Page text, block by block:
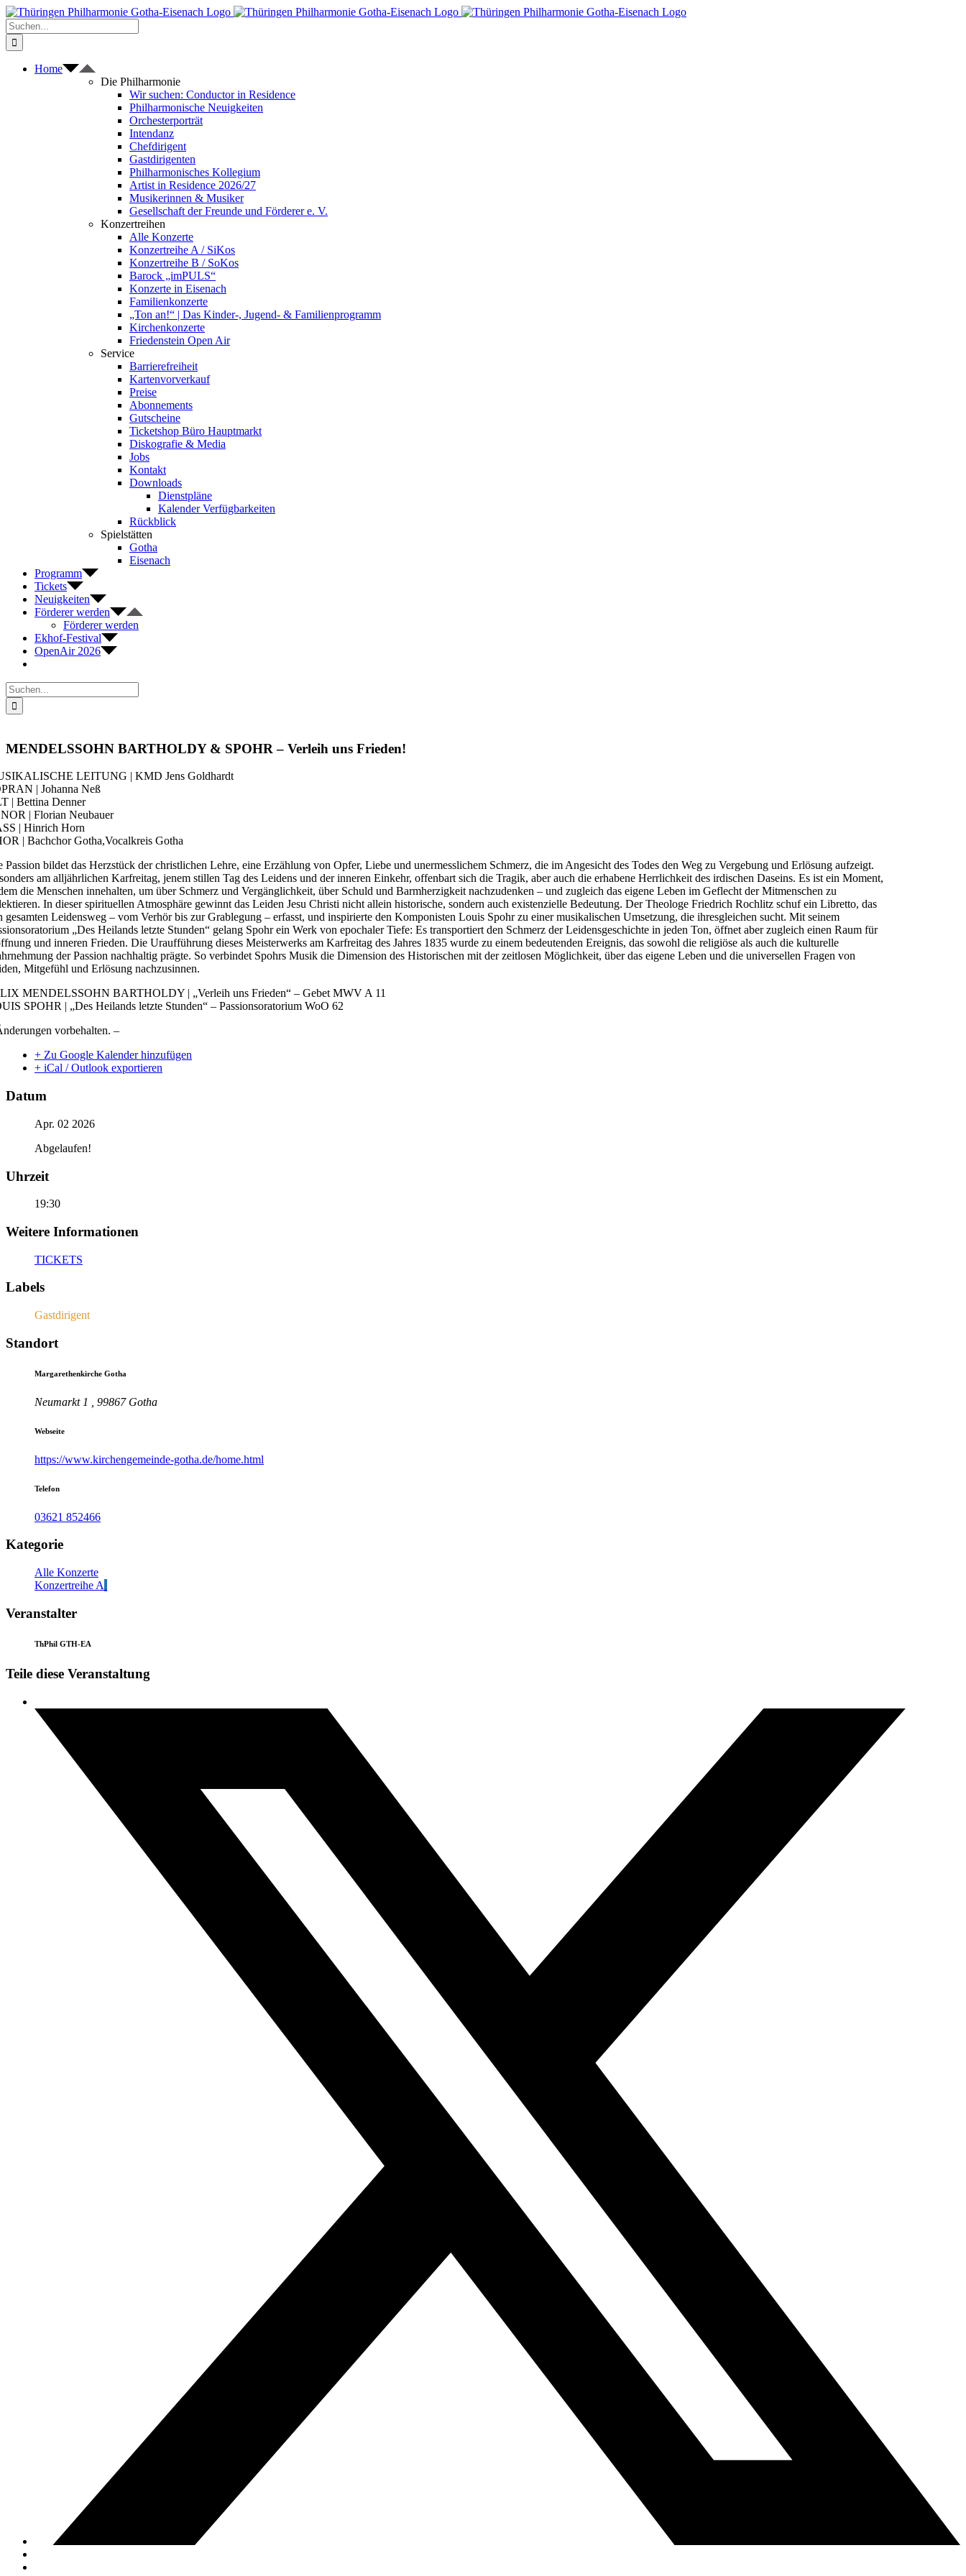
Zum
Inhalt
springen
Suche
nach:
Home
Die Philharmonie
Wir suchen: Conductor in Residence
Philharmonische Neuigkeiten
Orchesterporträt
Intendanz
Chefdirigent
Gastdirigenten
Philharmonisches Kollegium
Artist in Residence 2026/27
Musikerinnen & Musiker
Gesellschaft der Freunde und Förderer e. V.
Konzertreihen
Alle Konzerte
Konzertreihe A / SiKos
Konzertreihe B / SoKos
Barock „imPULS“
Konzerte in Eisenach
Familienkonzerte
„Ton an!“ | Das Kinder-, Jugend- & Familienprogramm
Kirchenkonzerte
Friedenstein Open Air
Service
Barrierefreiheit
Kartenvorverkauf
Preise
Abonnements
Gutscheine
Ticketshop Büro Hauptmarkt
Diskografie & Media
Jobs
Kontakt
Downloads
Dienstpläne
Kalender Verfügbarkeiten
Rückblick
Spielstätten
Gotha
Eisenach
Programm
Tickets
Neuigkeiten
Förderer werden
Förderer werden
Ekhof-Festival
OpenAir 2026
Suche
nach:
MENDELSSOHN BARTHOLDY & SPOHR – Verleih uns Frieden!
LEITUNG | KMD Jens Goldhardt
| Johanna Neß
| Bettina Denner
| Florian Neubauer
| Hinrich Horn
| Bachchor Gotha,Vocalkreis Gotha
Passion bildet das Herzstück der christlichen Lehre, eine Erzählung von Opfer, Liebe und unermesslichem Schmerz, die im Angesicht des Todes den Weg zu Vergebung und Erlösung aufzeigt.
am alljährlichen Karfreitag, jenem stillen Tag des Leidens und der inneren Einkehr, offenbart sich die Tragik, aber auch die erhabene Herrlichkeit des irdischen Daseins. Es ist ein Moment,
die Menschen innehalten, um über Schmerz und Vergänglichkeit, über Schuld und Barmherzigkeit nachzudenken – und zugleich das eigene Leben im Geflecht der Mitmenschen zu
In dieser spirituellen Atmosphäre gewinnt das Leiden Jesu Christi nicht allein historische, sondern auch existenzielle Bedeutung. Der Theologe Friedrich Rochlitz schuf ein Libretto, das
gesamten Leidensweg – vom Verhör bis zur Grablegung – erfasst, und inspirierte den Komponisten Louis Spohr zu einer musikalischen Umsetzung, die ihresgleichen sucht. Mit seinem
„Des Heilands letzte Stunden“ gelang Spohr ein Werk von epochaler Tiefe: Es transportiert den Schmerz der Leidensgeschichte in jeden Ton, öffnet aber zugleich einen Raum für
und inneren Frieden. Die Uraufführung dieses Meisterwerks am Karfreitag des Jahres 1835 wurde zu einem bedeutenden Ereignis, das sowohl die religiöse als auch die kulturelle
der Passion nachhaltig prägte. So verbindet Spohrs Musik die Dimension des Historischen mit der zeitlosen Möglichkeit, über das eigene Leben und die universellen Fragen von
Mitgefühl und Erlösung nachzusinnen.
MENDELSSOHN BARTHOLDY | „Verleih uns Frieden“ – Gebet MWV A 11
SPOHR | „Des Heilands letzte Stunden“ – Passionsoratorium WoO 62
vorbehalten. –
+ Zu Google Kalender hinzufügen
+ iCal / Outlook exportieren
Datum
Apr. 02 2026
Abgelaufen!
Uhrzeit
19:30
Weitere Informationen
TICKETS
Labels
Gastdirigent
Standort
Margarethenkirche Gotha
Neumarkt 1 , 99867 Gotha
Webseite
https://www.kirchengemeinde-gotha.de/home.html
Telefon
03621 852466
Kategorie
Alle Konzerte
Konzertreihe A
Veranstalter
ThPhil GTH-EA
Teile diese Veranstaltung